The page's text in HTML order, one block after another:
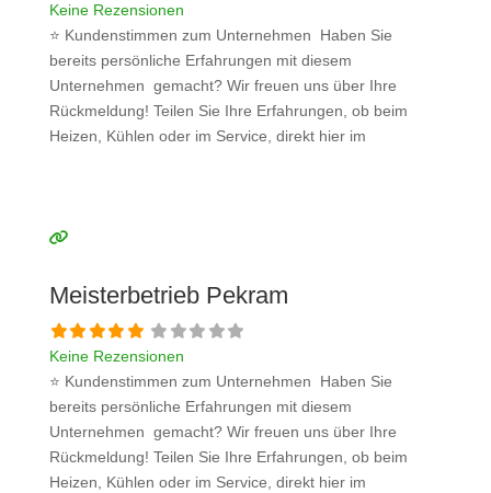
Keine Rezensionen
⭐ Kundenstimmen zum Unternehmen Haben Sie
bereits persönliche Erfahrungen mit diesem
Unternehmen gemacht? Wir freuen uns über Ihre
Rückmeldung! Teilen Sie Ihre Erfahrungen, ob beim
Heizen, Kühlen oder im Service, direkt hier im
bitte mit konkreten Details an und bleiben
Meisterbetrieb Pekram
Keine Rezensionen
⭐ Kundenstimmen zum Unternehmen Haben Sie
bereits persönliche Erfahrungen mit diesem
Unternehmen gemacht? Wir freuen uns über Ihre
Rückmeldung! Teilen Sie Ihre Erfahrungen, ob beim
Heizen, Kühlen oder im Service, direkt hier im